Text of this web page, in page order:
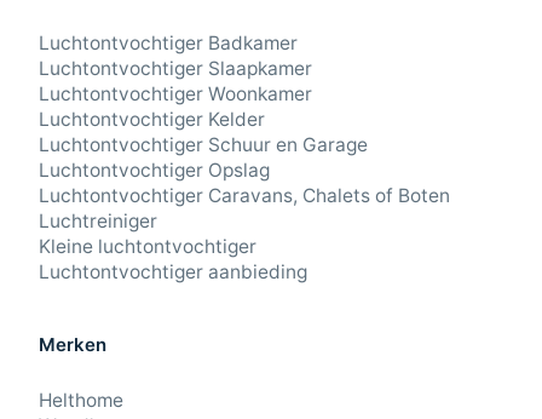
Luchtontvochtiger Badkamer
Luchtontvochtiger Slaapkamer
Luchtontvochtiger Woonkamer
Luchtontvochtiger Kelder
Luchtontvochtiger Schuur en Garage
Luchtontvochtiger Opslag
Luchtontvochtiger Caravans, Chalets of Boten
Luchtreiniger
Kleine luchtontvochtiger
Luchtontvochtiger aanbieding
Merken
Helthome